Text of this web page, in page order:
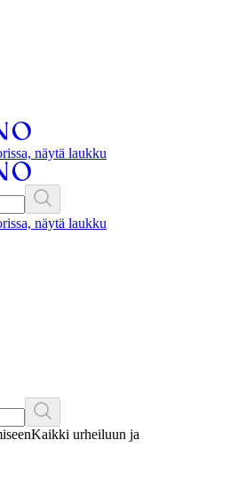
näytä laukku
näytä laukku
Kaikki urheiluun ja